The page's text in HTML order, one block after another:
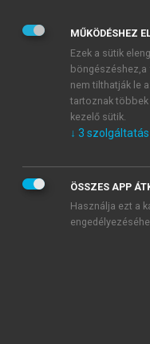
Adatkezelési
veszem és
Általános
mersz.huoldalak
tudomásul veszem
MŰKÖDÉSHEZ
Ezek a sütik
nem tilthatják le
tartoznak
kezelő sütik.
↓ 3 szolgáltatás
ÖSSZES APP
Használja ezt a